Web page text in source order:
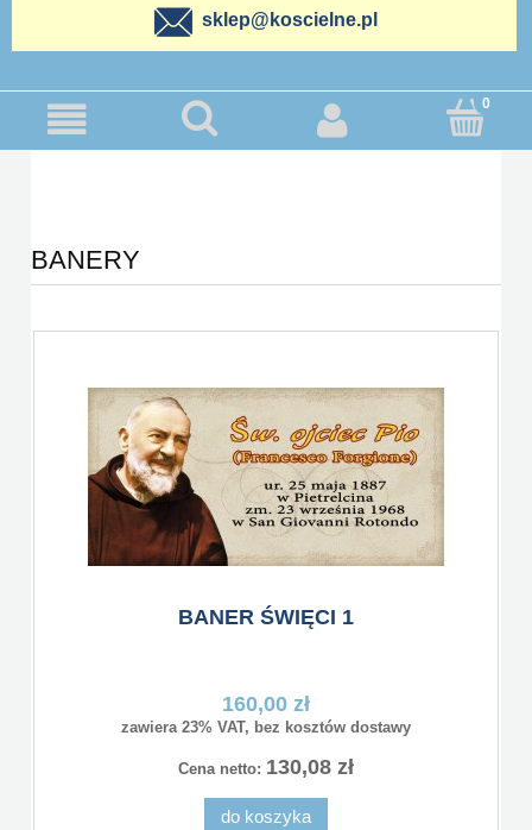
sklep@koscielne.pl
BANERY
BANER ŚWIĘCI 1
160,00 zł
zawiera 23% VAT, bez kosztów dostawy
Cena netto: 130,08 zł
do koszyka